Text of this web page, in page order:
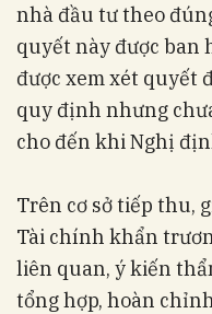
nhà đầu tư theo
quyết này được ban
được xem xét quyết
quy định nhưng
cho đến khi Nghị
Trên cơ sở tiếp thu,
Tài chính khẩn
liên quan, ý kiến
tổng hợp, hoàn